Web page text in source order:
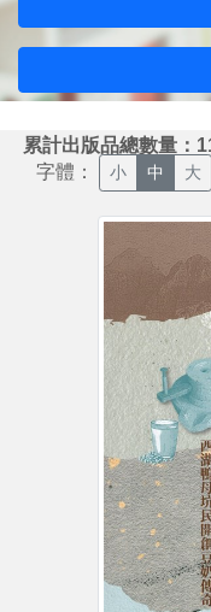
累計出版品總數量：
字體： 小 中 大